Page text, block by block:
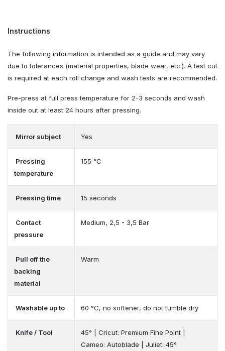
Instructions
The following information is intended as a guide and may vary
due to tolerances (material properties, blade wear, etc.). A test cut
is required at each roll change and wash tests are recommended.
Pre-press at full press temperature for 2-3 seconds and wash
inside out at least 24 hours after pressing.
Mirror subject Yes
Pressing
temperature
155 °C
Pressing time 15 seconds
Contact
pressure
Medium, 2,5 - 3,5 Bar
Pull off the
backing
material
Warm
Washable up to 60 °C, no softener, do not tumble dry
Knife / Tool
45° | Cricut: Premium Fine Point |
Cameo: Autoblade | Juliet: 45°